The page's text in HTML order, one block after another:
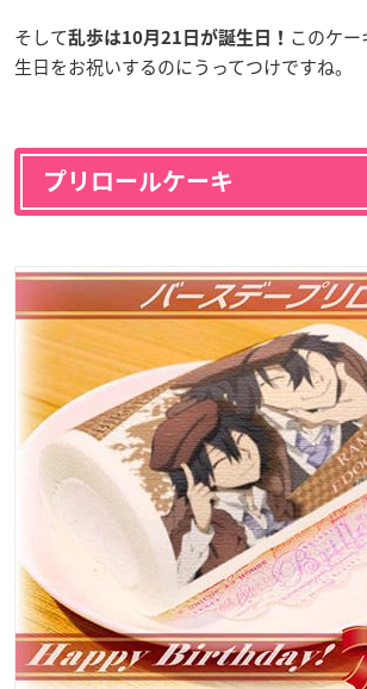
そして乱歩は10月21日が誕生日！ このケ
生日をお祝いするのにうってつけですね。
プリロールケーキ